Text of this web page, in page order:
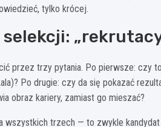
tylko krócej.
przez trzy pytania. Po pierwsze: czy
Po drugie: czy da się pokazać
obraz kariery, zamiast go mieszać?
wszystkich trzech — to zwykle